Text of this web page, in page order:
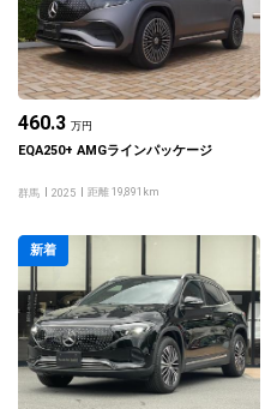
460.3 万円
EQA250+ AMGラインパッケージ
群馬 2025 距離 19,891km
新着